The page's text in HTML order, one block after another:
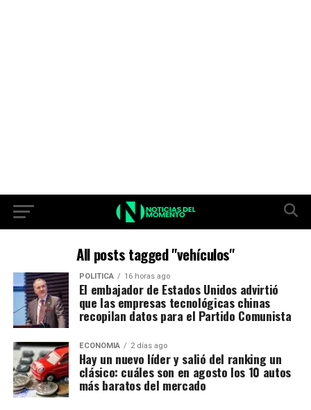
All posts tagged "vehículos"
POLITICA 16 horas ago
El embajador de Estados Unidos advirtió
que las empresas tecnológicas chinas
recopilan datos para el Partido Comunista
ECONOMIA 2 días ago
Hay un nuevo líder y salió del ranking un
clásico: cuáles son en agosto los 10 autos
más baratos del mercado